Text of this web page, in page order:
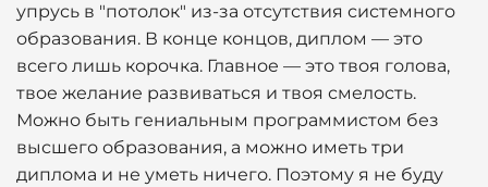
упрусь в "потолок" из-за отсутствия системного
образования. В конце концов, диплом — это
всего лишь корочка. Главное — это твоя голова,
твое желание развиваться и твоя смелость.
Можно быть гениальным программистом без
высшего образования, а можно иметь три
диплома и не уметь ничего. Поэтому я не буду